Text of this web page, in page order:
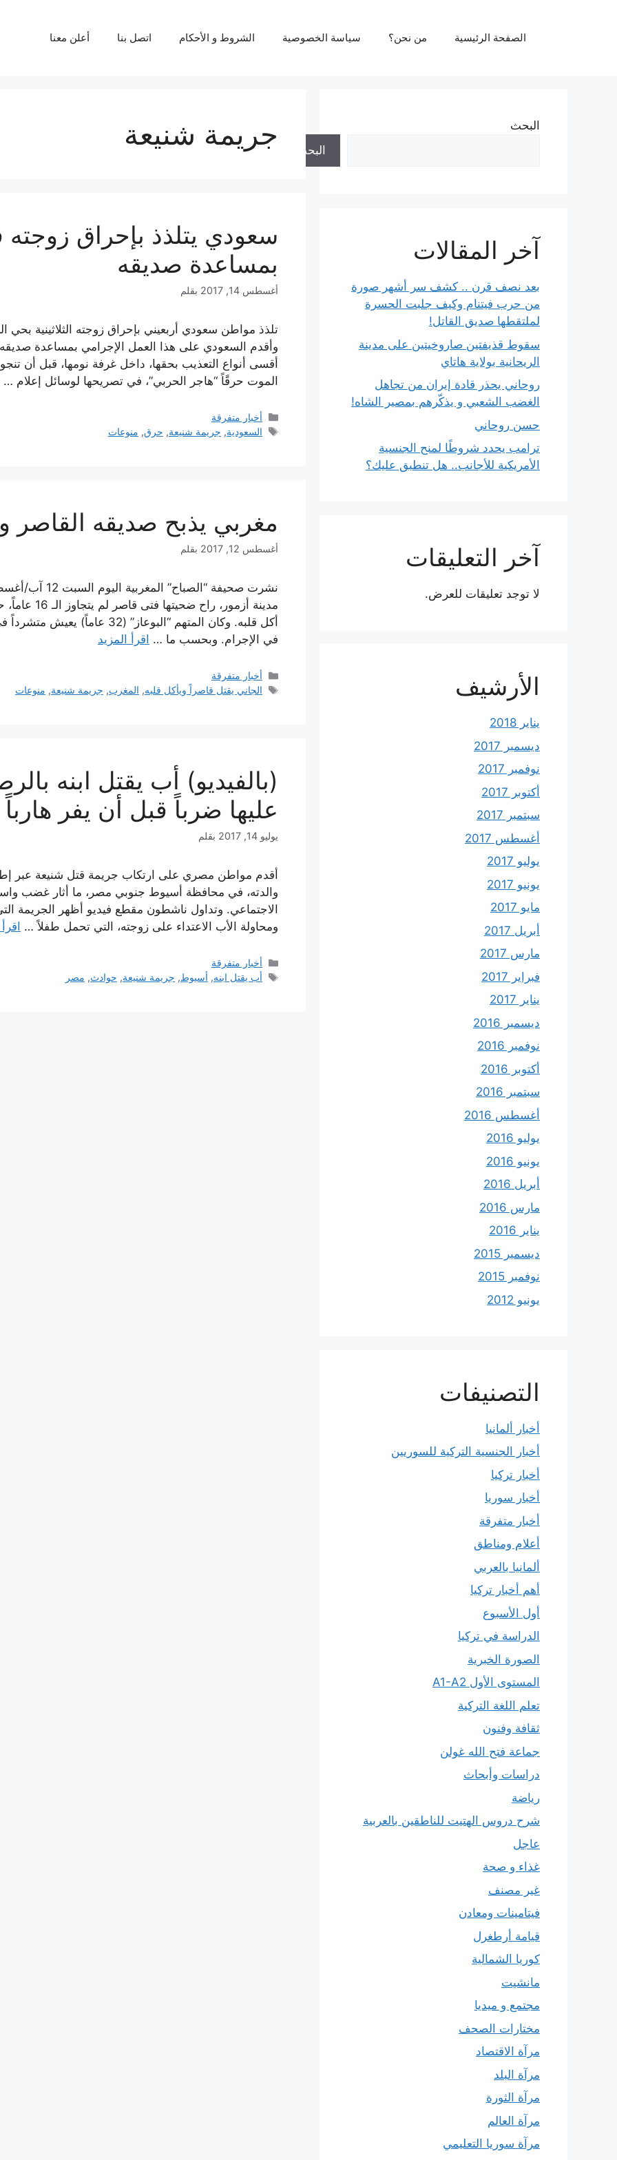
الصفحة الرئيسية من نحن؟ سياسة الخصوصية الشروط و الأحكام اتصل بنا أعلن معنا
جريمة شنيعة
سعودي يتلذذ بإحراق
بمساعدة صديقه
أغسطس 14, 2017 بقلم
تلذذ مواطن سعودي أربعيني بإحراق زوجته الثلاثينية
وأقدم السعودي على هذا العمل الإجرامي بمساعدة
أقسى أنواع التعذيب بحقها، داخل غرفة نومها، قبل أن
الموت حرقًاً “هاجر الحربي”، في تصريحها لوسائل إعلام …
التصنيفات
أخبار متفرقة
الوسوم
السعودية, جريمة شنيعة, حرق, منوعات
مغربي يذبح صديقه القاصر
أغسطس 12, 2017 بقلم
مدينة
أكل قلبه. وكان المتهم
في الإجرام. وبحسب ما … اقرأ المزيد
التصنيفات
أخبار متفرقة
الوسوم
الجاني يقتل قاصراً ويأكل قلبه, المغرب, جريمة شنيعة, منوعات
(بالفيديو) أب يقتل ابنه
عليها ضرباً قبل أن يفر هارباً
يوليو 14, 2017 بقلم
أقدم مواطن مصري على ارتكاب جريمة قتل شنيعة عبر
والدته، في محافظة أسيوط جنوبي مصر، ما أثار غضب
ومحاولة الأب الاعتداء على زوجته، التي تحمل طفلاً …
التصنيفات
أخبار متفرقة
الوسوم
أب يقتل ابنه, أسيوط, جريمة شنيعة, حوادث, مصر
البحث
البحث
آخر المقالات
بعد نصف قرن .. كشف سر أشهر صورة
من حرب فيتنام وكيف جلبت الحسرة
لملتقطها صديق القاتل!
سقوط قذيفتين صاروخيتين على مدينة
الريحانية بولاية هاتاي
روحاني يحذر قادة إيران من تجاهل
الغضب الشعبي و يذكّرهم بمصير الشاه!
حسن روحاني
ترامب يحدد شروطًا لمنح الجنسية
الأمريكية للأجانب.. هل تنطبق عليك؟
آخر التعليقات
لا توجد تعليقات للعرض.
الأرشيف
يناير 2018
ديسمبر 2017
نوفمبر 2017
أكتوبر 2017
سبتمبر 2017
أغسطس 2017
يوليو 2017
يونيو 2017
مايو 2017
أبريل 2017
مارس 2017
فبراير 2017
يناير 2017
ديسمبر 2016
نوفمبر 2016
أكتوبر 2016
سبتمبر 2016
أغسطس 2016
يوليو 2016
يونيو 2016
أبريل 2016
مارس 2016
يناير 2016
ديسمبر 2015
نوفمبر 2015
يونيو 2012
التصنيفات
أخبار ألمانيا
أخبار الجنسية التركية للسوريين
أخبار تركيا
أخبار سوريا
أخبار متفرقة
أعلام ومناطق
ألمانيا بالعربي
أهم أخبار تركيا
أول الأسبوع
الدراسة في تركيا
الصورة الخبرية
المستوى الأول A1-A2
تعلم اللغة التركية
ثقافة وفنون
جماعة فتح الله غولن
دراسات وأبحاث
رياضة
شرح دروس الهتيت للناطقين بالعربية
عاجل
غذاء و صحة
غير مصنف
فيتامينات ومعادن
قيامة أرطغرل
كوريا الشمالية
مانشيت
مجتمع و ميديا
مختارات الصحف
مرآة الاقتصاد
مرآة البلد
مرآة الثورة
مرآة العالم
مرآة سوريا التعليمي